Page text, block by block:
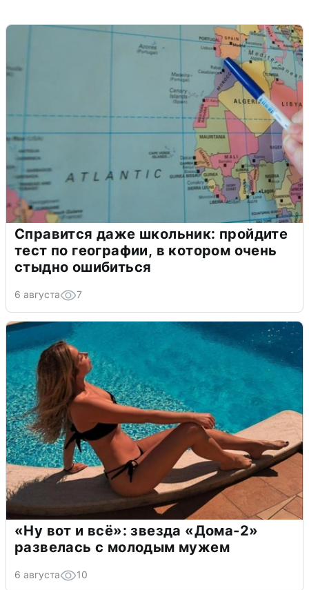
Справится даже школьник: пройдите
тест по географии, в котором очень
стыдно ошибиться
6 августа 7
«Ну вот и всё»: звезда «Дома-2»
развелась с молодым мужем
6 августа 10